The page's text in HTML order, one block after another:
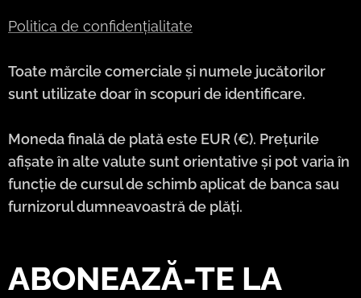
Politica de confidențialitate
Toate mărcile comerciale și numele jucătorilor
sunt utilizate doar în scopuri de identificare.
Moneda finală de plată este EUR (€). Prețurile
afișate în alte valute sunt orientative și pot varia în
funcție de cursul de schimb aplicat de banca sau
furnizorul dumneavoastră de plăți.
ABONEAZĂ-TE LA